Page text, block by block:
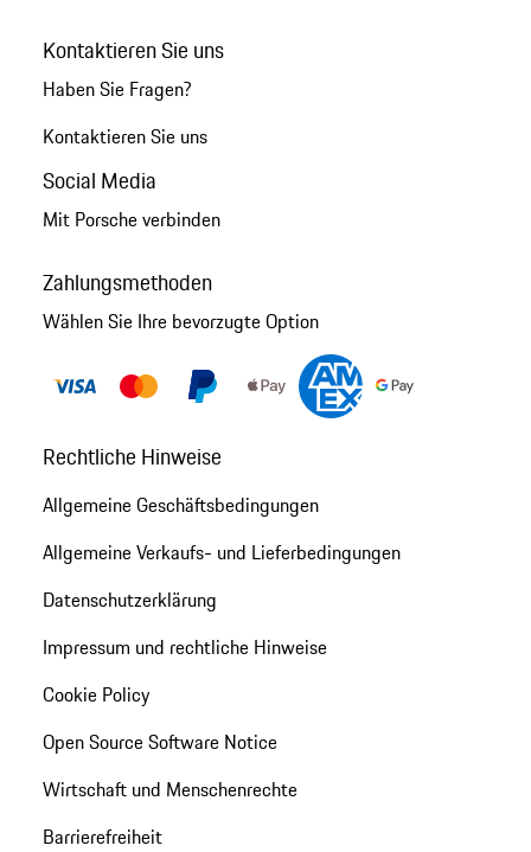
Kontaktieren Sie uns
Haben Sie Fragen?
Kontaktieren Sie uns
Social Media
Mit Porsche verbinden
Zahlungsmethoden
Wählen Sie Ihre bevorzugte Option
Rechtliche Hinweise
Allgemeine Geschäftsbedingungen
Allgemeine Verkaufs- und Lieferbedingungen
Datenschutzerklärung
Impressum und rechtliche Hinweise
Cookie Policy
Open Source Software Notice
Wirtschaft und Menschenrechte
Barrierefreiheit